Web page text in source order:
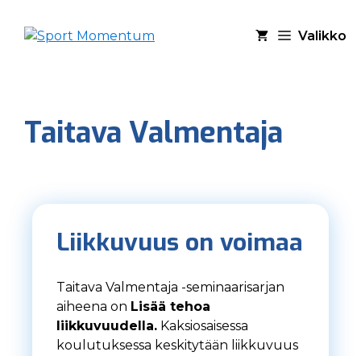
sisältöön
Valikko
Taitava Valmentaja
Liikkuvuus on voimaa
Taitava Valmentaja -seminaarisarjan
aiheena on Lisää tehoa
liikkuvuudella. Kaksiosaisessa
koulutuksessa keskitytään liikkuvuus